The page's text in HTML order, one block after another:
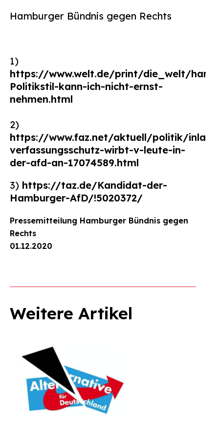
Hamburger Bündnis gegen Rechts
1)
https://www.welt.de/print/die_welt/
Politikstil-kann-ich-nicht-ernst-
nehmen.html
2)
https://www.faz.net/aktuell/politik/
verfassungsschutz-wirbt-v-leute-in-
der-afd-an-17074589.html
3) https://taz.de/Kandidat-der-
Hamburger-AfD/!5020372/
Pressemitteilung Hamburger Bündnis gegen
Rechts
01.12.2020
Weitere Artikel